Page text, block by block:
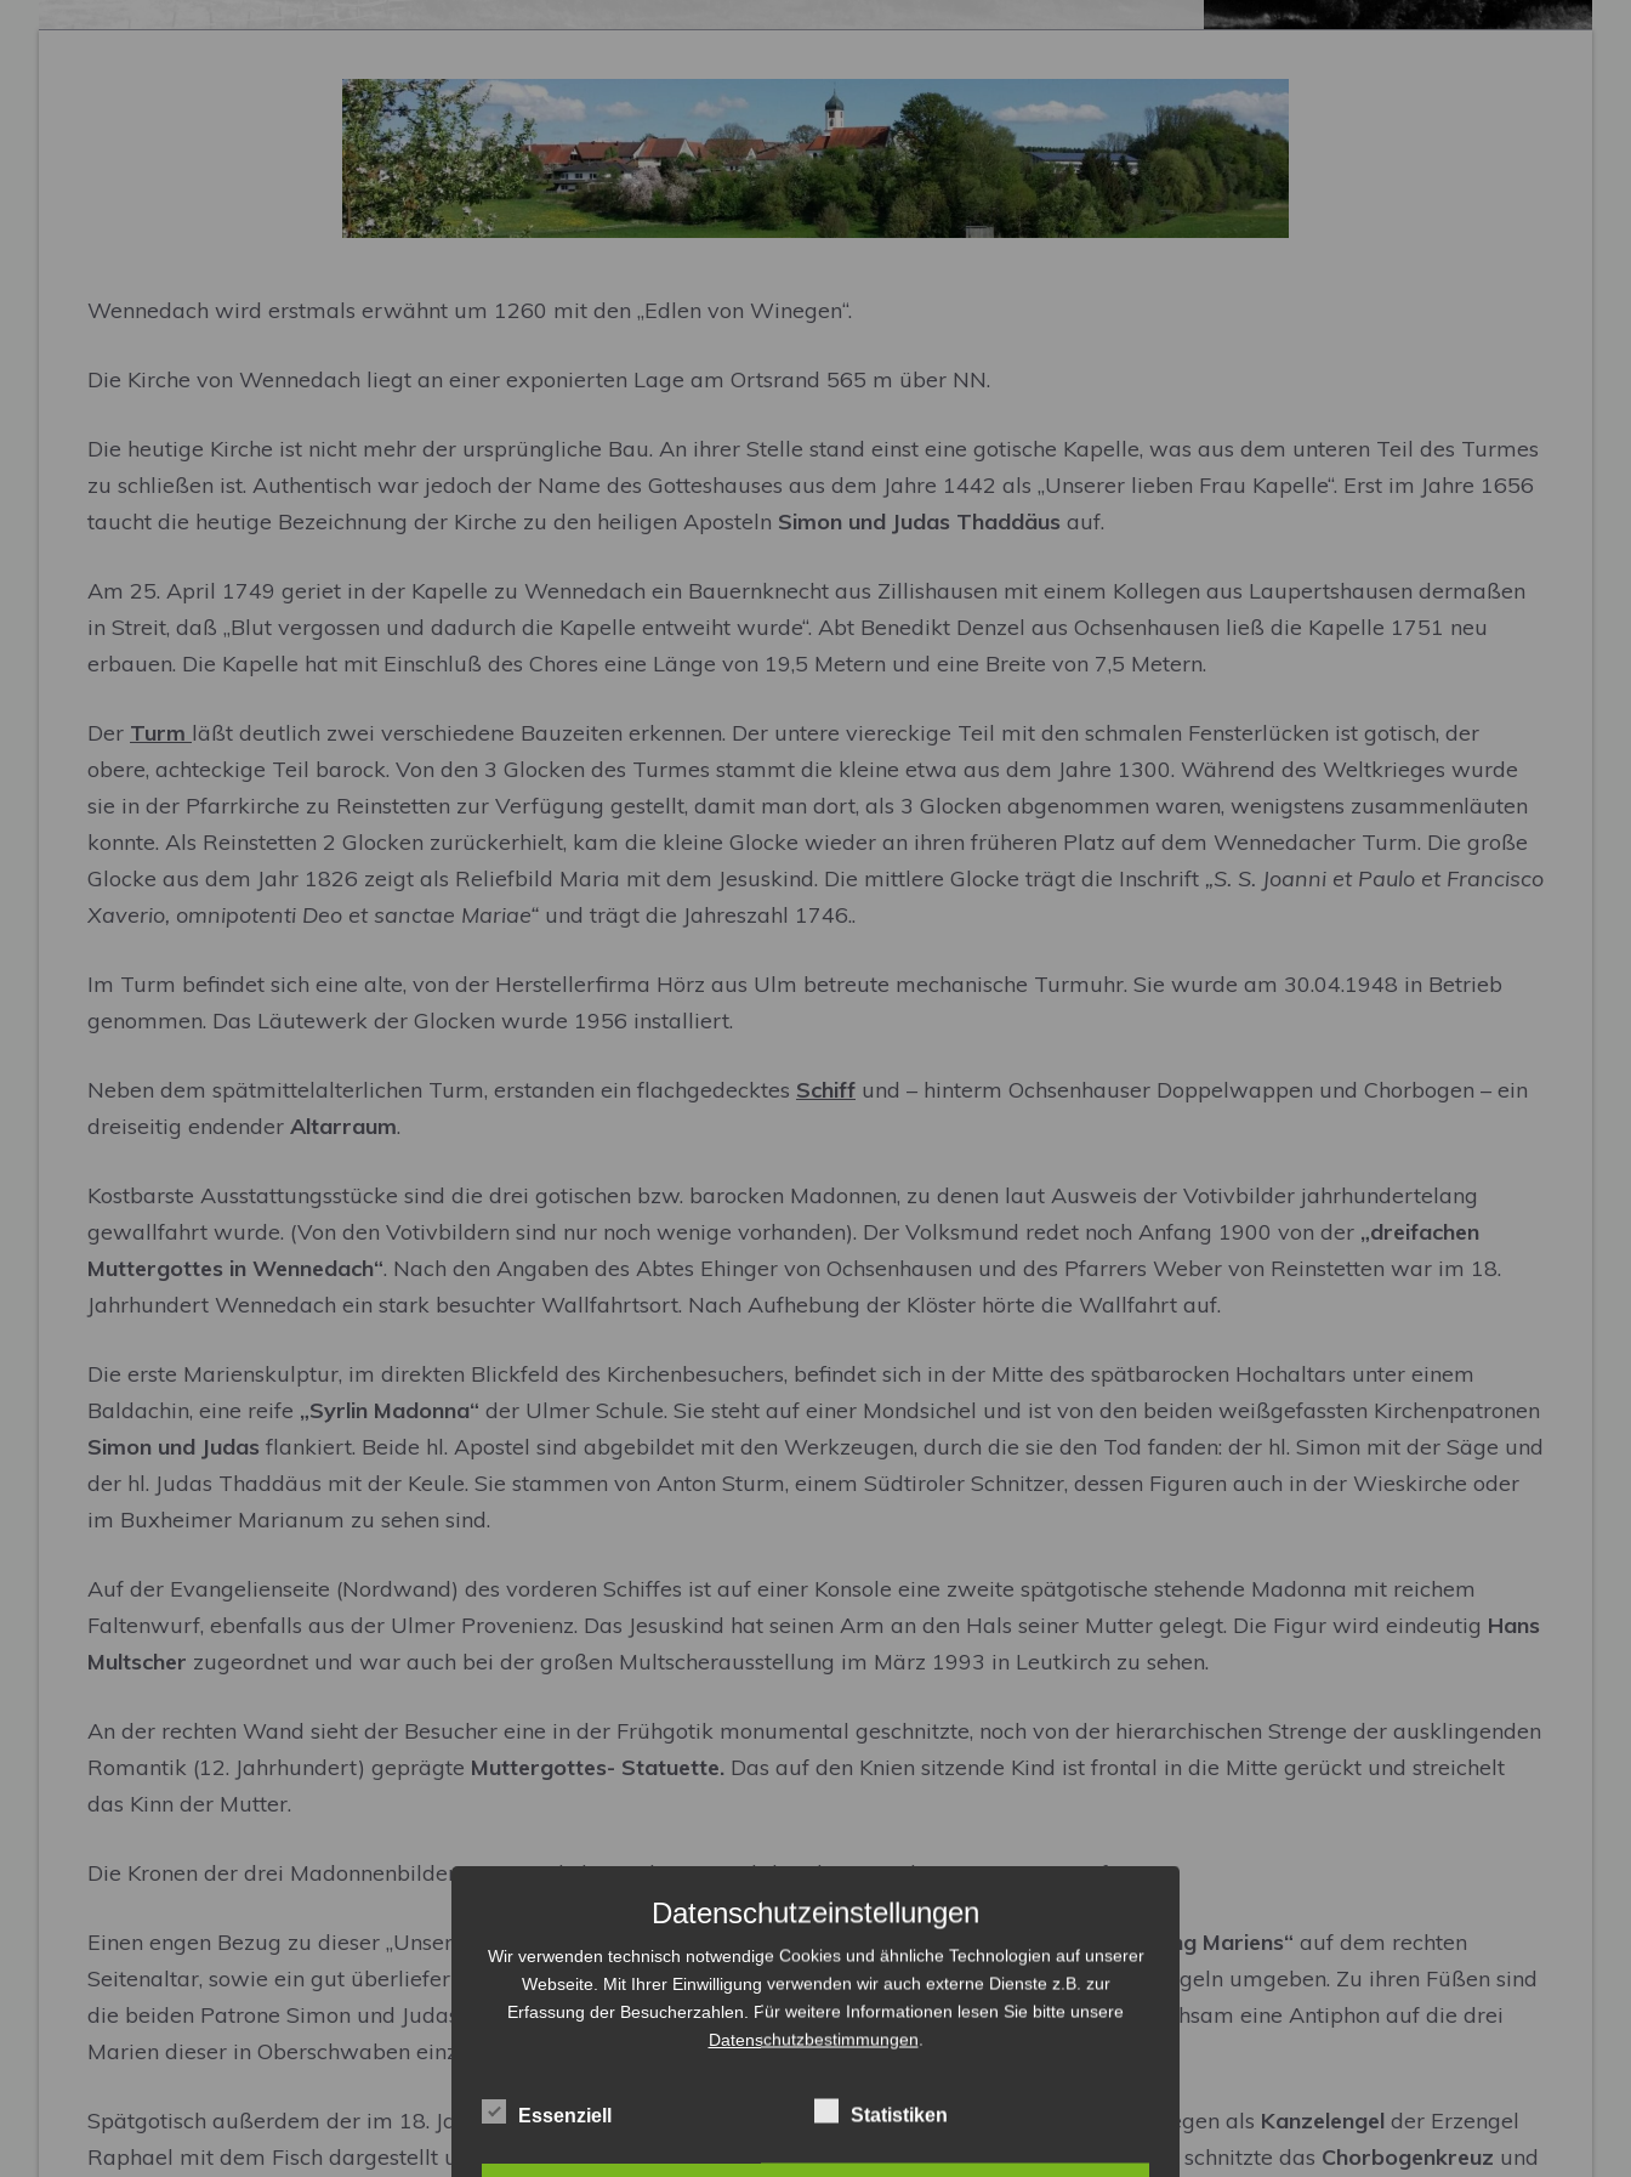
Wennedach wird erstmals erwähnt um 1260 mit den „Edlen von Winegen“.
Die Kirche von Wennedach liegt an einer exponierten Lage am Ortsrand 565 m über NN.
Die heutige Kirche ist nicht mehr der ursprüngliche Bau. An ihrer Stelle stand einst eine gotische Kapelle, was aus dem unteren Teil des Turmes
zu schließen ist. Authentisch war jedoch der Name des Gotteshauses aus dem Jahre 1442 als „Unserer lieben Frau Kapelle“. Erst im Jahre 1656
taucht die heutige Bezeichnung der Kirche zu den heiligen Aposteln Simon und Judas Thaddäus auf.
Am 25. April 1749 geriet in der Kapelle zu Wennedach ein Bauernknecht aus Zillishausen mit einem Kollegen aus Laupertshausen dermaßen
in Streit, daß „Blut vergossen und dadurch die Kapelle entweiht wurde“. Abt Benedikt Denzel aus Ochsenhausen ließ die Kapelle 1751 neu
erbauen. Die Kapelle hat mit Einschluß des Chores eine Länge von 19,5 Metern und eine Breite von 7,5 Metern.
Der Turm läßt deutlich zwei verschiedene Bauzeiten erkennen. Der untere viereckige Teil mit den schmalen Fensterlücken ist gotisch, der
obere, achteckige Teil barock. Von den 3 Glocken des Turmes stammt die kleine etwa aus dem Jahre 1300. Während des Weltkrieges wurde
sie in der Pfarrkirche zu Reinstetten zur Verfügung gestellt, damit man dort, als 3 Glocken abgenommen waren, wenigstens zusammenläuten
konnte. Als Reinstetten 2 Glocken zurückerhielt, kam die kleine Glocke wieder an ihren früheren Platz auf dem Wennedacher Turm. Die große
Glocke aus dem Jahr 1826 zeigt als Reliefbild Maria mit dem Jesuskind. Die mittlere Glocke trägt die Inschrift „S. S. Joanni et Paulo et Francisco
Xaverio, omnipotenti Deo et sanctae Mariae“ und trägt die Jahreszahl 1746..
Im Turm befindet sich eine alte, von der Herstellerfirma Hörz aus Ulm betreute mechanische Turmuhr. Sie wurde am 30.04.1948 in Betrieb
genommen. Das Läutewerk der Glocken wurde 1956 installiert.
Neben dem spätmittelalterlichen Turm, erstanden ein flachgedecktes Schiff und – hinterm Ochsenhauser Doppelwappen und Chorbogen – ein
dreiseitig endender Altarraum.
Kostbarste Ausstattungsstücke sind die drei gotischen bzw. barocken Madonnen, zu denen laut Ausweis der Votivbilder jahrhundertelang
gewallfahrt wurde. (Von den Votivbildern sind nur noch wenige vorhanden). Der Volksmund redet noch Anfang 1900 von der „dreifachen
Muttergottes in Wennedach“. Nach den Angaben des Abtes Ehinger von Ochsenhausen und des Pfarrers Weber von Reinstetten war im 18.
Jahrhundert Wennedach ein stark besuchter Wallfahrtsort. Nach Aufhebung der Klöster hörte die Wallfahrt auf.
Die erste Marienskulptur, im direkten Blickfeld des Kirchenbesuchers, befindet sich in der Mitte des spätbarocken Hochaltars unter einem
Baldachin, eine reife „Syrlin Madonna“ der Ulmer Schule. Sie steht auf einer Mondsichel und ist von den beiden weißgefassten Kirchenpatronen
Simon und Judas flankiert. Beide hl. Apostel sind abgebildet mit den Werkzeugen, durch die sie den Tod fanden: der hl. Simon mit der Säge und
der hl. Judas Thaddäus mit der Keule. Sie stammen von Anton Sturm, einem Südtiroler Schnitzer, dessen Figuren auch in der Wieskirche oder
im Buxheimer Marianum zu sehen sind.
Auf der Evangelienseite (Nordwand) des vorderen Schiffes ist auf einer Konsole eine zweite spätgotische stehende Madonna mit reichem
Faltenwurf, ebenfalls aus der Ulmer Provenienz. Das Jesuskind hat seinen Arm an den Hals seiner Mutter gelegt. Die Figur wird eindeutig Hans
Multscher zugeordnet und war auch bei der großen Multscherausstellung im März 1993 in Leutkirch zu sehen.
An der rechten Wand sieht der Besucher eine in der Frühgotik monumental geschnitzte, noch von der hierarchischen Strenge der ausklingenden
Romantik (12. Jahrhundert) geprägte Muttergottes- Statuette. Das auf den Knien sitzende Kind ist frontal in die Mitte gerückt und streichelt
das Kinn der Mutter.
Die Kronen der drei Madonnenbilder, ursprünglich aus dem 18. Jahrhundert, wurden 1960 neu angefertigt.
Einen engen Bezug zu dieser „Unserer lieben Frau Kapelle“ hat auch die geschnitzte Figurengruppe „Krönung Mariens“ auf dem rechten
Seitenaltar, sowie ein gut überliefertes
Deckenbild von 1751. Es zeigt Maria auf den Wolken, von kleinen Engeln umgeben. Zu ihren Füßen sind
die beiden Patrone Simon und Judas Thaddäus, sodann St. Augustinus und St. Gregor der Große. Es ist gleichsam eine Antiphon auf die drei
Marien dieser in Oberschwaben einzigartigen Wennedacher Kapelle.
Spätgotisch außerdem der im 18. Jahrhundert umgearbeitete St. Sebastian. Frühbarocken Ursprungs hingegen als Kanzelengel der Erzengel
Raphael mit dem Fisch dargestellt und derVolkspatron Veit(17. Jahrh.). Johann Baptist Hops aus Mietingen schnitzte das Chorbogenkreuz und
Datenschutzeinstellungen
Wir verwenden technisch notwendige Cookies und ähnliche Technologien auf unserer
Webseite. Mit Ihrer Einwilligung verwenden wir auch externe Dienste z.B. zur
Erfassung der Besucherzahlen. Für weitere Informationen lesen Sie bitte unsere
Datenschutzbestimmungen.
Essenziell Statistiken